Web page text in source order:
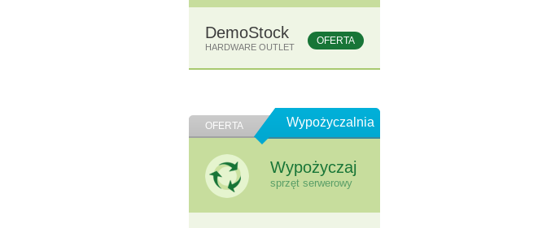
DemoStock OFERTA
HARDWARE OUTLET
OFERTA Wypożyczalnia
Wypożyczaj
sprzęt serwerowy